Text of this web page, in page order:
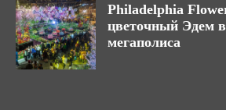
Philadelphia
цветочный Эдем в
мегаполиса